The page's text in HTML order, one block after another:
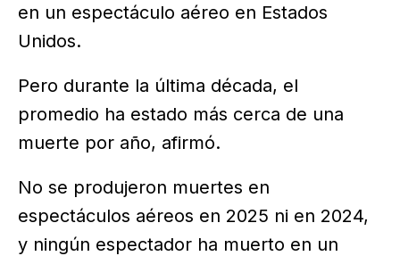
en un espectáculo aéreo en Estados
Unidos.
Pero durante la última década, el
promedio ha estado más cerca de una
muerte por año, afirmó.
No se produjeron muertes en
espectáculos aéreos en 2025 ni en 2024,
y ningún espectador ha muerto en un